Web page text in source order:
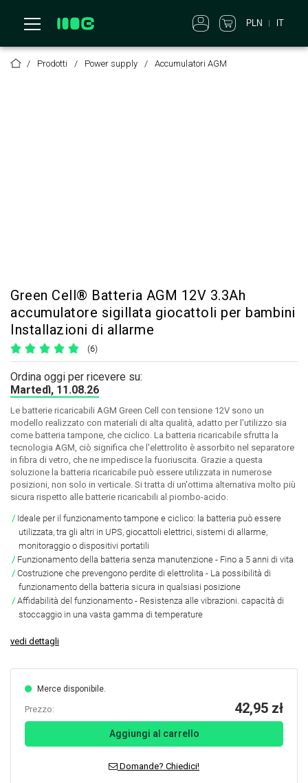
PLN IT
Prodotti Power supply Accumulatori AGM
Green Cell® Batteria AGM 12V 3.3Ah
accumulatore sigillata giocattoli per bambini
Installazioni di allarme
(6)
Ordina oggi per ricevere su:
Martedì, 11.08.26
Le batterie ricaricabili AGM Green Cell con tensione 12V sono un
modello realizzato con materiali di alta qualità, adatto per l'utilizzo sia
come batteria tampone, che ciclico. La batteria ricaricabile sfrutta la
tecnologia AGM, ciò significa che l'elettrolito è assorbito nel separatore
in fibra di vetro, che ne impedisce la fuoriuscita. Grazie a questa
soluzione la batteria ricaricabile può essere utilizzata in numerose
posizioni, non solo in verticale. Si tratta di un'ottima alternativa molto più
sicura rispetto alle batterie ricaricabili al piombo-acido.
Ideale per il funzionamento tampone e ciclico: la batteria può essere
utilizzata, tra gli altri in UPS, giocattoli elettrici, sistemi di allarme,
monitoraggio o dispositivi portatili
Funzionamento della batteria senza manutenzione - Fino a 5 anni di vita
Costruzione che prevengono perdite di elettrolita - La possibilità di
funzionamento della batteria sicura in qualsiasi posizione
Affidabilità del funzionamento - Resistenza alle vibrazioni. capacità di
stoccaggio in una vasta gamma di temperature
vedi dettagli
Merce disponibile.
Prezzo: 42,95 zł
Aggiungi al carrello
Domande? Chiedici!